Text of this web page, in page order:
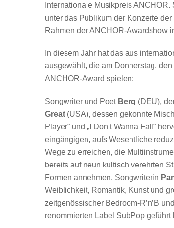
Internationale Musikpreis
unter das Publikum der Konzerte
Rahmen der ANCHOR-Awardshow
In diesem Jahr hat das aus
ausgewählt, die am Donnerstag,
ANCHOR-Award spielen:
Songwriter und Poet Berq (DEU),
Great (USA), dessen gekonnte
Player“ und „I Don’t Wanna Fall“
eingängigen, aufs Wesentliche
Wege zu erreichen, die
bereits auf neun kultisch verehrten
Formen annehmen, Songwriterin
Weiblichkeit, Romantik, Kunst und
zeitgenössischer Bedroom-R’n’B
renommierten Label SubPop geführt